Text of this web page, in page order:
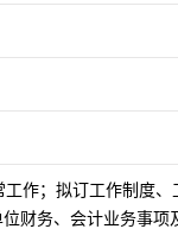
作；拟订工作制度、
财务、会计业务事